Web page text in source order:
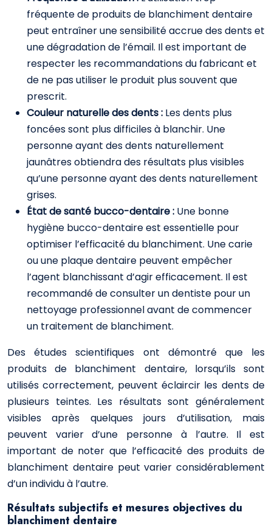
fréquente de produits de blanchiment dentaire
peut entraîner une sensibilité accrue des dents et
une dégradation de l’émail. Il est important de
respecter les recommandations du fabricant et
de ne pas utiliser le produit plus souvent que
prescrit.
Couleur naturelle des dents : Les dents plus
foncées sont plus difficiles à blanchir. Une
personne ayant des dents naturellement
jaunâtres obtiendra des résultats plus visibles
qu’une personne ayant des dents naturellement
grises.
État de santé bucco-dentaire : Une bonne
hygiène bucco-dentaire est essentielle pour
optimiser l’efficacité du blanchiment. Une carie
ou une plaque dentaire peuvent empêcher
l’agent blanchissant d’agir efficacement. Il est
recommandé de consulter un dentiste pour un
nettoyage professionnel avant de commencer
un traitement de blanchiment.
Des études scientifiques ont démontré que les
produits de blanchiment dentaire, lorsqu’ils sont
utilisés correctement, peuvent éclaircir les dents de
plusieurs teintes. Les résultats sont généralement
visibles après quelques jours d’utilisation, mais
peuvent varier d’une personne à l’autre. Il est
important de noter que l’efficacité des produits de
blanchiment dentaire peut varier considérablement
d’un individu à l’autre.
Résultats subjectifs et mesures objectives du
blanchiment dentaire